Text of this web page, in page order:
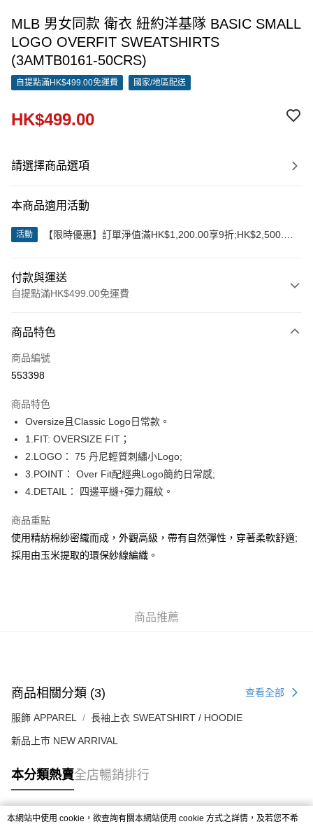
MLB 男女同款 衛衣 紐約洋基隊 BASIC SMALL
LOGO OVERFIT SWEATSHIRTS
(3AMTB0161-50CRS)
自提點滿HK$499.00免運費 國家/地區配送
HK$499.00
請選擇商品選項
本商品適用活動
活動
【限時優惠】訂單淨值滿HK$1,200.00享9折;HK$2,500.00
付款與運送
自提點滿HK$499.00免運費
信用卡
Apple Pay
AlipayHK
WeChat Pay
送貨方式
每筆HK$50.00，滿HK$499.00或以上免運費
付款後順豐合作便利店
每筆HK$50.00，滿HK$499.00或以上免運費
商品特色
商品編號
553398
商品特色
Oversize且Classic Logo日常款。
1.FIT: OVERSIZE FIT；
2.LOGO： 75 丹尼輕質刺繡小Logo;
3.POINT： Over Fit配經典Logo簡約日常感;
4.DETAIL： 四邊平縫+彈力羅紋。
商品重點
使用精紡棉紗密織而成，外觀高級，帶有自然彈性，穿著柔軟舒適;
採用由玉米提取的環保紗線編織。
商品推薦
商品相關分類 (3) 查看全部
服飾 APPAREL 長袖上衣 SWEATSHIRT / HOODIE
新品上市 NEW ARRIVAL
本分類熱賣全店暢銷排行
本網站中使用 cookie，欲查詢有關本網站使用 cookie 方式之詳情，及若您不希